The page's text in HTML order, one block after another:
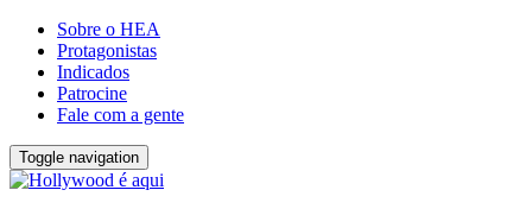
Sobre o HEA
Protagonistas
Indicados
Patrocine
Fale com a gente
Toggle navigation